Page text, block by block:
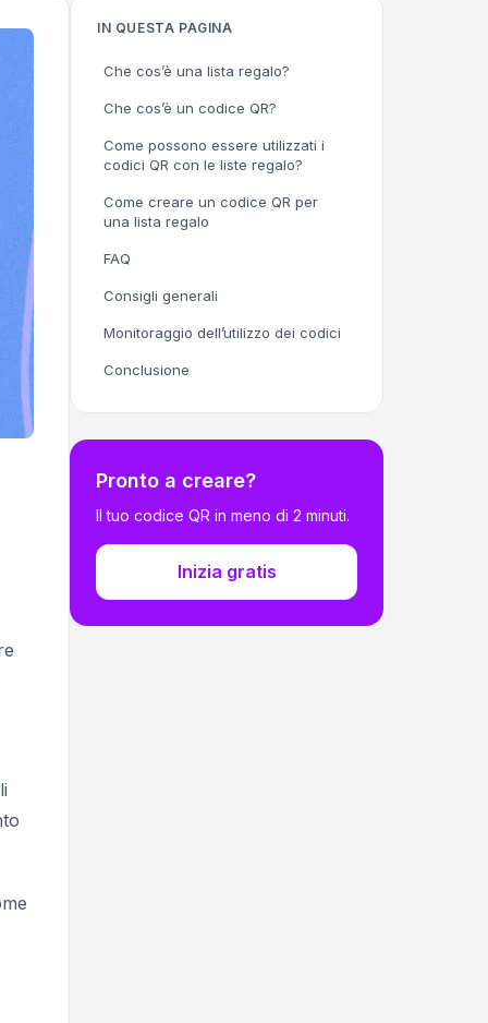
IN QUESTA PAGINA
Che cos’è una lista regalo?
Che cos’è un codice QR?
Come possono essere utilizzati i
codici QR con le liste regalo?
Come creare un codice QR per
una lista regalo
FAQ
Consigli generali
Monitoraggio dell’utilizzo dei codici
Conclusione
Pronto a creare?
Il tuo codice QR in meno di 2 minuti.
Inizia gratis